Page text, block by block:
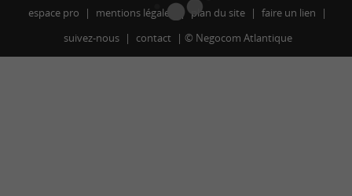
espace pro mentions légales plan du site
faire un lien
suivez-nous
contact © Negocom Atlantique